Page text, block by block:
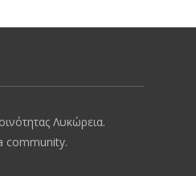
Λυκώρεια.
community.